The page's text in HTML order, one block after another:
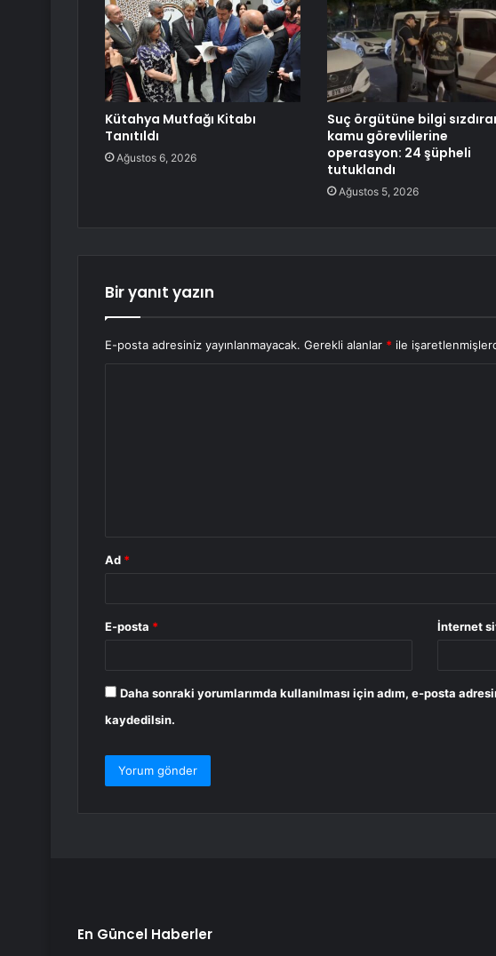
Kütahya Mutfağı Kitabı
Tanıtıldı
Ağustos 6, 2026
Suç örgütüne bilgi
kamu görevlilerine
operasyon: 24 şüpheli
tutuklandı
Ağustos 5, 2026
Bir yanıt yazın
E-posta adresiniz yayınlanmayacak. Gerekli alanlar * ile
Ad *
E-posta * İnternet
Daha sonraki yorumlarımda kullanılması için adım, e-posta
kaydedilsin.
En Güncel Haberler